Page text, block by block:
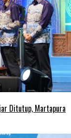
Ditutup, Martapura